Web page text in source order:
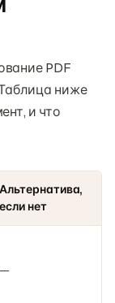
PDF
ниже
и что
Альтернатива,
если нет
—